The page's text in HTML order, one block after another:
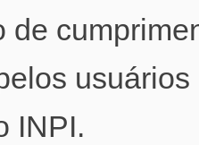
de
usuários
INPI.